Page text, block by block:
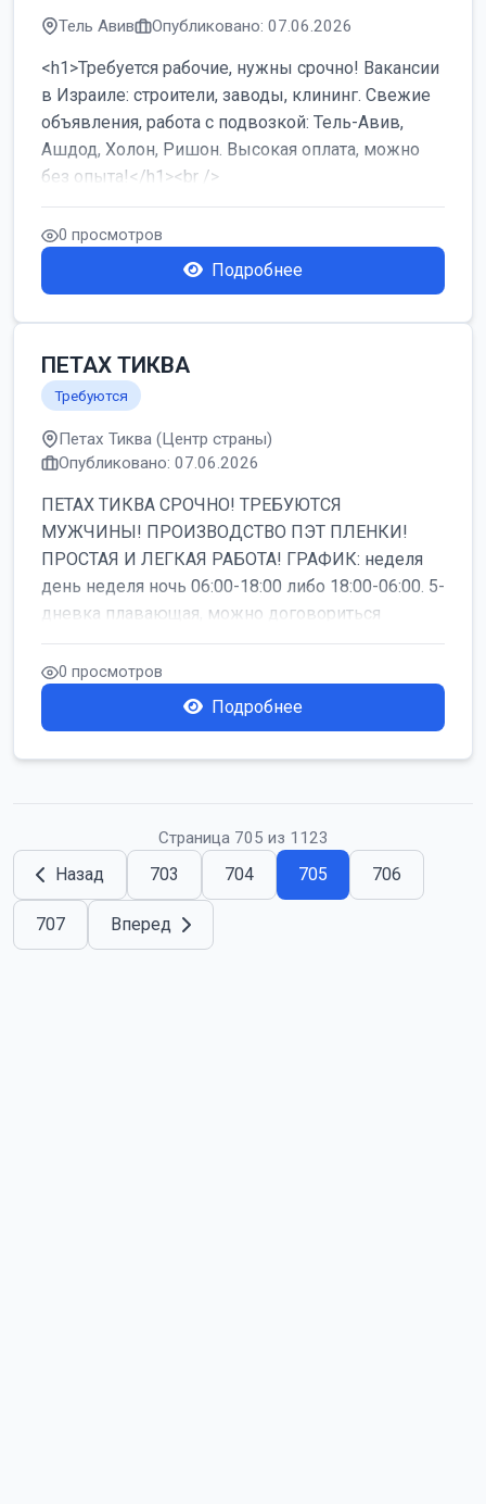
Тель Авив Опубликовано: 07.06.2026
<h1>Требуется рабочие, нужны срочно! Вакансии
в Израиле: строители, заводы, клининг. Свежие
объявления, работа с подвозкой: Тель-Авив,
Ашдод, Холон, Ришон. Высокая оплата, можно
без опыта!</h1><br />
...
0 просмотров
Подробнее
ПЕТАХ ТИКВА
Требуются
Петах Тиква (Центр страны)
Опубликовано: 07.06.2026
ПЕТАХ ТИКВА СРОЧНО! ТРЕБУЮТСЯ
МУЖЧИНЫ! ПРОИЗВОДСТВО ПЭТ ПЛЕНКИ!
ПРОСТАЯ И ЛЕГКАЯ РАБОТА! ГРАФИК: неделя
день неделя ночь 06:00-18:00 либо 18:00-06:00. 5-
дневка плавающая, можно договориться
работать б...
0 просмотров
Подробнее
Страница 705 из 1123
Назад 703 704 705 706
707 Вперед